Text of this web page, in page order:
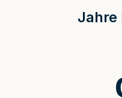
Jahre